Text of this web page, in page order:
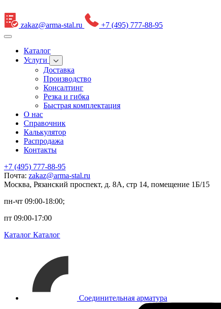
zakaz@arma-stal.ru +7 (495) 777-88-95
Каталог
Услуги
Доставка
Производство
Консалтинг
Резка и гибка
Быстрая комплектация
О нас
Справочник
Калькулятор
Распродажа
Контакты
+7 (495) 777-88-95
Почта: zakaz@arma-stal.ru
Москва, Рязанский проспект, д. 8А, стр 14, помещение 1Б/15
пн-чт 09:00-18:00;
пт 09:00-17:00
Каталог Каталог
Соединительная арматура